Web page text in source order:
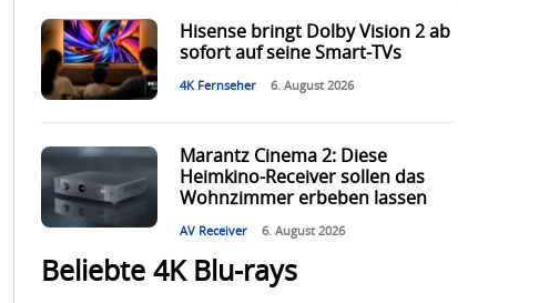
Hisense bringt Dolby Vision 2 ab
sofort auf seine Smart-TVs
4K Fernseher 6. August 2026
Marantz Cinema 2: Diese
Heimkino-Receiver sollen das
Wohnzimmer erbeben lassen
AV Receiver 6. August 2026
Beliebte 4K Blu-rays